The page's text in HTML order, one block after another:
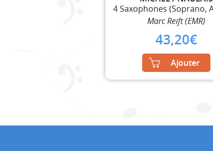
Marc Reift (EMR)
43,20€
Ajouter